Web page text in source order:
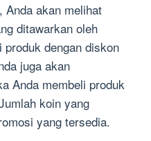
Anda akan melihat
ditawarkan oleh
produk dengan diskon
juga akan
Anda membeli produk
koin yang
yang tersedia.